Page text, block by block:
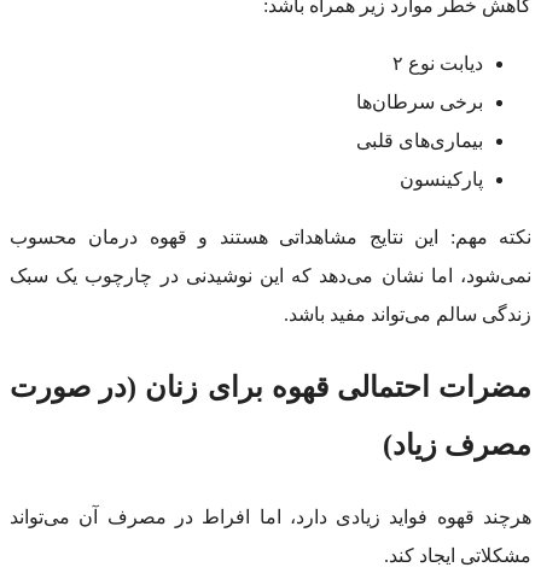
کاهش خطر موارد زیر همراه باشد:
دیابت نوع ۲
برخی سرطان‌ها
بیماری‌های قلبی
پارکینسون
نکته مهم: این نتایج مشاهداتی هستند و قهوه درمان محسوب
نمی‌شود، اما نشان می‌دهد که این نوشیدنی در چارچوب یک سبک
زندگی سالم می‌تواند مفید باشد.
مضرات احتمالی قهوه برای زنان (در صورت
مصرف زیاد)
هرچند قهوه فواید زیادی دارد، اما افراط در مصرف آن می‌تواند
مشکلاتی ایجاد کند.